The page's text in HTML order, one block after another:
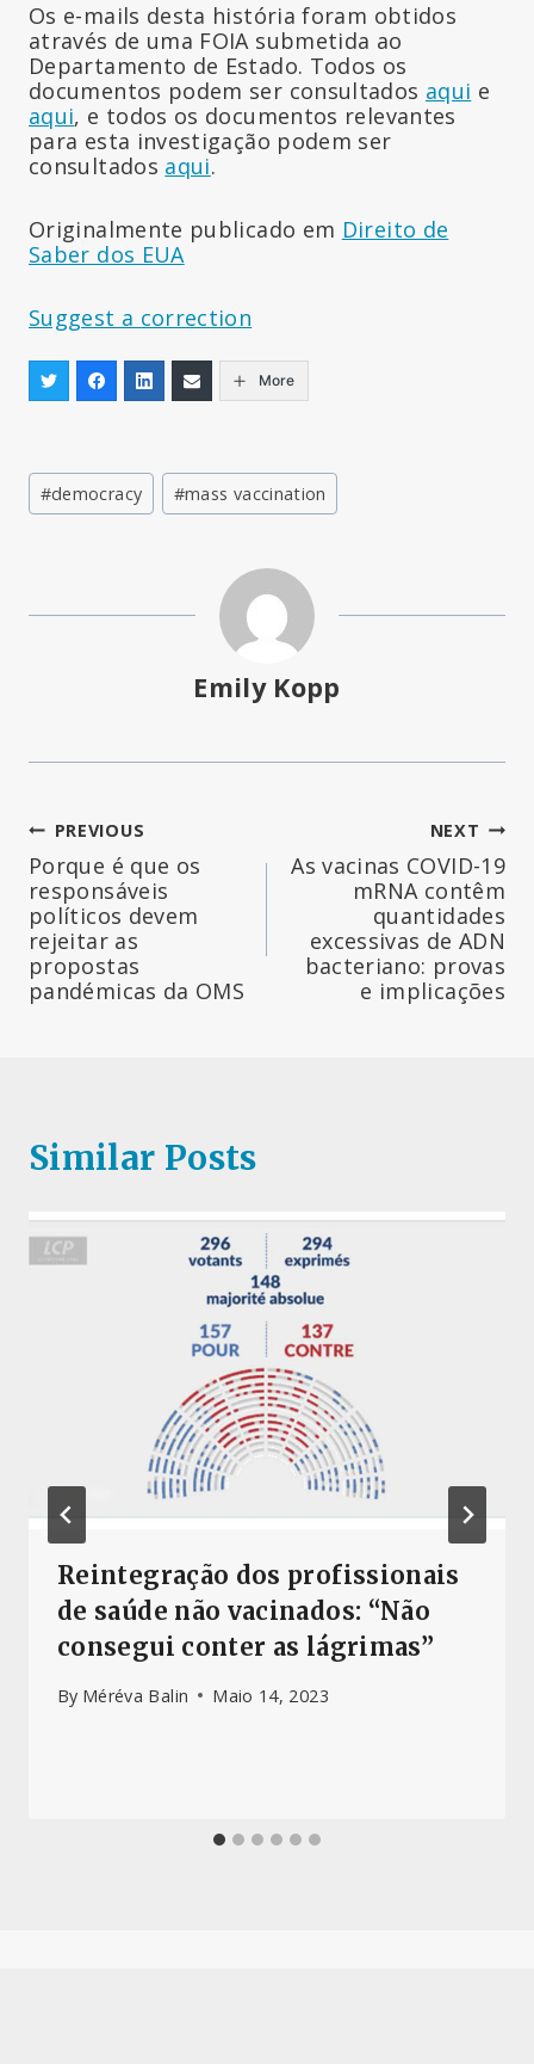
Os e-mails desta história foram obtidos
através de uma FOIA submetida ao
Departamento de Estado. Todos os
documentos podem ser consultados aqui e
aqui, e todos os documentos relevantes
para esta investigação podem ser
consultados aqui.
Originalmente publicado em Direito de
Saber dos EUA
Suggest a correction
More
Post
Tags:
#democracy #mass vaccination
Emily Kopp
Navegação
de
artigos
PREVIOUS
Porque é que os
responsáveis
políticos devem
rejeitar as
propostas
pandémicas da OMS
NEXT
As vacinas COVID-19
mRNA contêm
quantidades
excessivas de ADN
bacteriano: provas
e implicações
Similar Posts
Reintegração dos profissionais
de saúde não vacinados: “Não
consegui conter as lágrimas”
By Méréva Balin Maio 14, 2023